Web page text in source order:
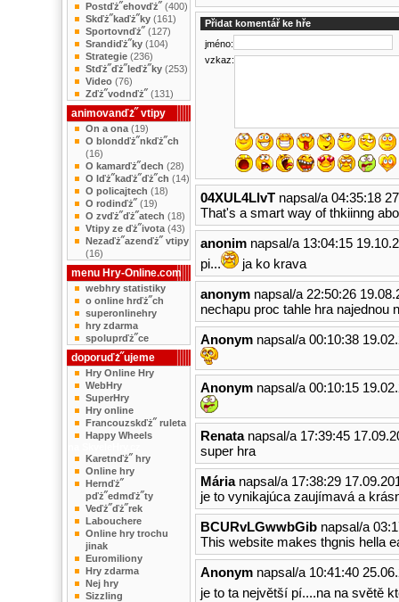
Postďż˝ehovďż˝ (400)
Skďż˝kaďż˝ky (161)
Sportovnďż˝ (127)
Srandiďż˝ky (104)
Strategie (236)
Stďż˝ďż˝leďż˝ky (253)
Video (76)
Zďż˝vodnďż˝ (131)
animovanďż˝ vtipy
On a ona (19)
O blondďż˝nkďż˝ch
(16)
O kamarďż˝dech (28)
O lďż˝kaďż˝ďż˝ch (14)
O policajtech (18)
O rodinďż˝ (19)
O zvďż˝ďż˝atech (18)
Vtipy ze ďż˝ivota (43)
Nezaďż˝azenďż˝ vtipy
(16)
menu Hry-Online.com
webhry statistiky
o online hrďż˝ch
superonlinehry
hry zdarma
spoluprďż˝ce
doporuďż˝ujeme
Hry Online Hry
WebHry
SuperHry
Hry online
Francouzskďż˝ ruleta
Happy Wheels
Karetnďż˝ hry
Online hry
Hernďż˝
pďż˝edmďż˝ty
Veďż˝ďż˝rek
Labouchere
Online hry trochu
jinak
Euromiliony
Hry zdarma
Nej hry
Sizzling
Přidat komentář ke hře
jméno:
vzkaz:
04XUL4LlvTnapsal/a 04:35:18
That's a smart way of thkiinng
anonimnapsal/a 13:04:15
pi...
ja ko krava
anonymnapsal/a 22:50:26
nechapu proc tahle hra najednou
Anonymnapsal/a 00:10:38
Anonymnapsal/a 00:10:15
Renatanapsal/a 17:39:45
super hra
Márianapsal/a 17:38:29
je to vynikajúca zaujímavá a
BCURvLGwwbGibnapsal/a
This website makes thgnis hella
Anonymnapsal/a 10:41:40
je to ta největší pí....na na světě